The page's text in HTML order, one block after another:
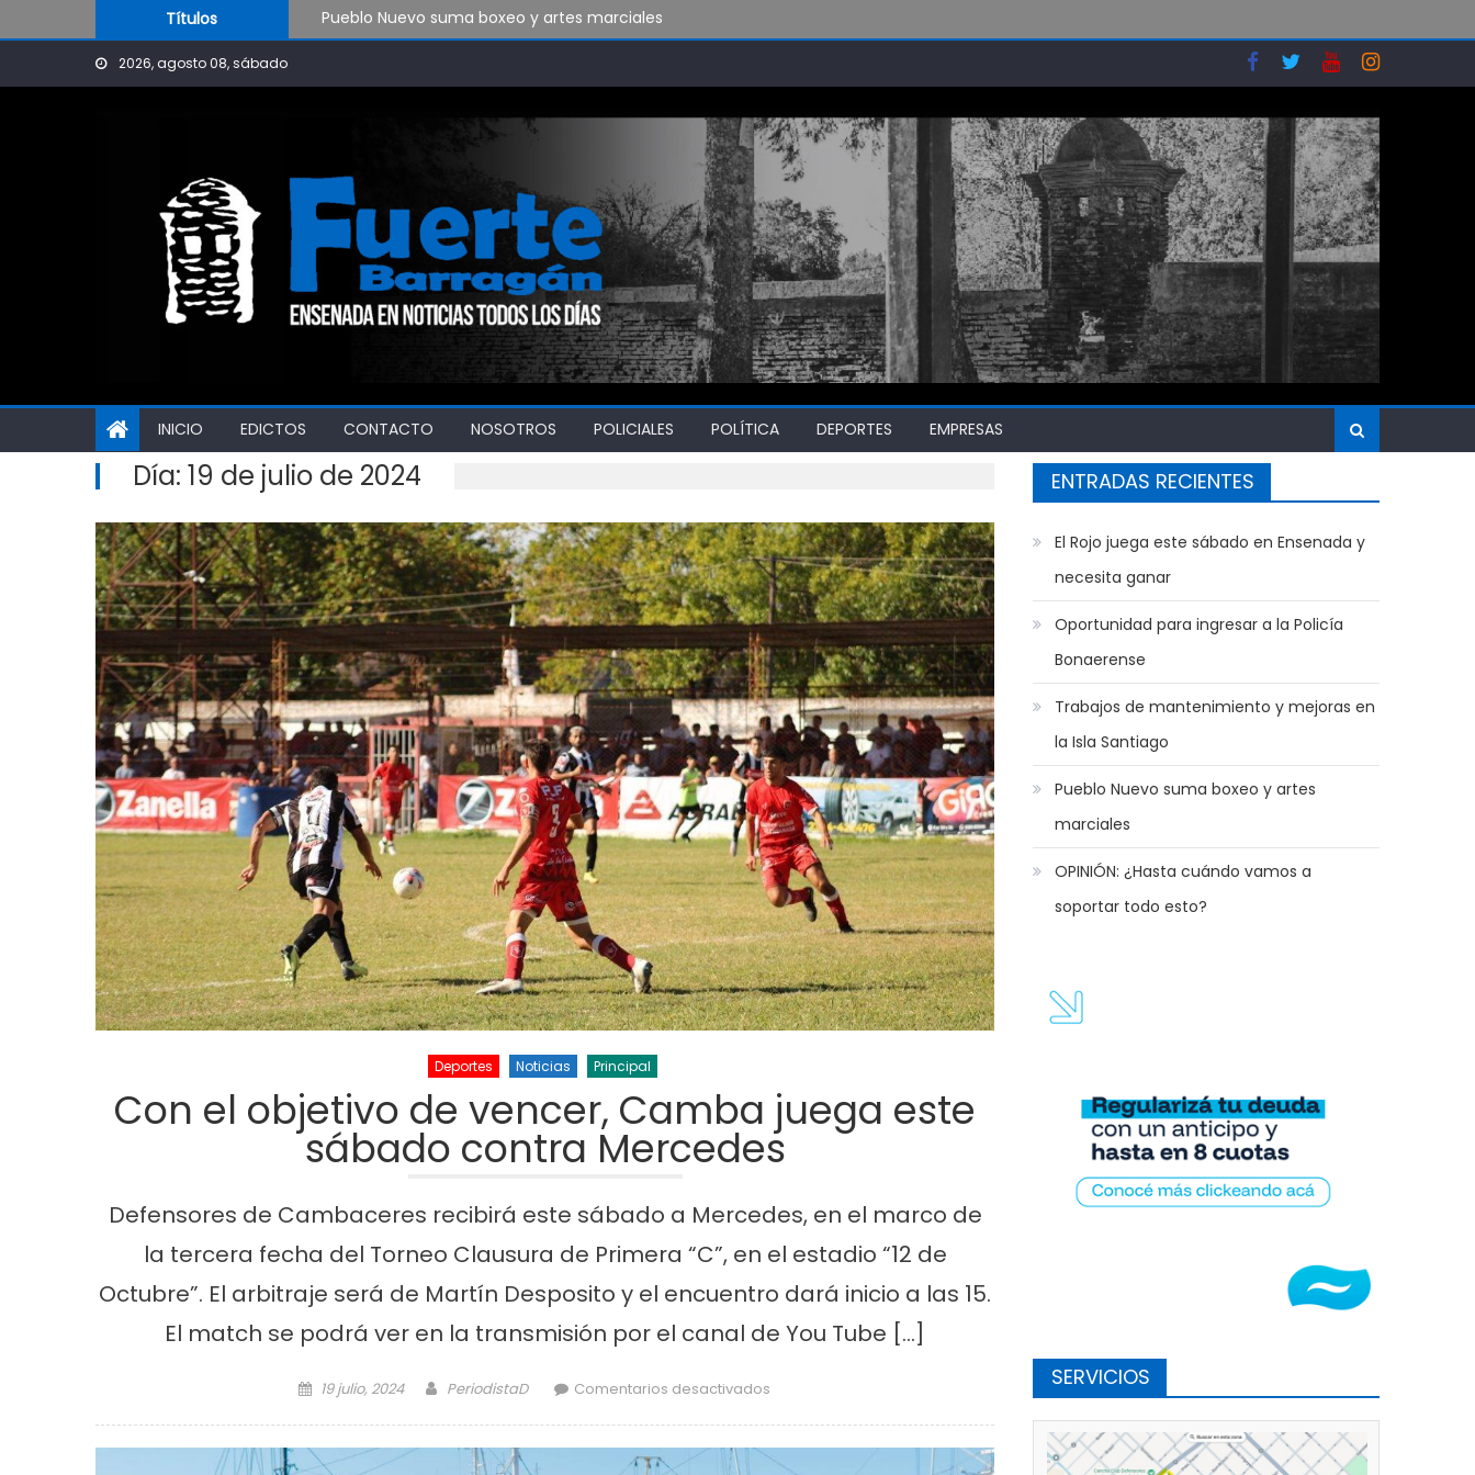
Títulos
OPINIÓN: ¿Hasta cuándo vamos a soportar todo esto?
2026, agosto 08, sábado
INICIO EDICTOS CONTACTO NOSOTROS POLICIALES POLÍTICA DEPORTES EMPRESAS
Día: 19 de julio de 2024
Deportes Noticias Principal
Con el objetivo de vencer, Camba juega este
sábado contra Mercedes
Defensores de Cambaceres recibirá este sábado a Mercedes, en el marco de
la tercera fecha del Torneo Clausura de Primera “C”, en el estadio “12 de
Octubre”. El arbitraje será de Martín Desposito y el encuentro dará inicio a las 15.
El match se podrá ver en la transmisión por el canal de You Tube […]
Posted on
19 julio, 2024 Author
PeriodistaD Comentarios desactivados en Con el objetivo de vencer, Camba juega este sábado contra Mercedes
ENTRADAS RECIENTES
El Rojo juega este sábado en Ensenada y
necesita ganar
Oportunidad para ingresar a la Policía
Bonaerense
Trabajos de mantenimiento y mejoras en
la Isla Santiago
Pueblo Nuevo suma boxeo y artes
marciales
OPINIÓN: ¿Hasta cuándo vamos a
soportar todo esto?
SERVICIOS